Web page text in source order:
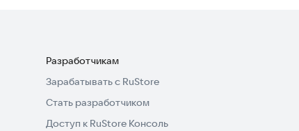
Разработчикам
Зарабатывать с RuStore
Стать разработчиком
Доступ к RuStore Консоль